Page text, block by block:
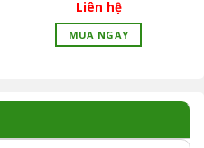
Liên hệ
MUA NGAY